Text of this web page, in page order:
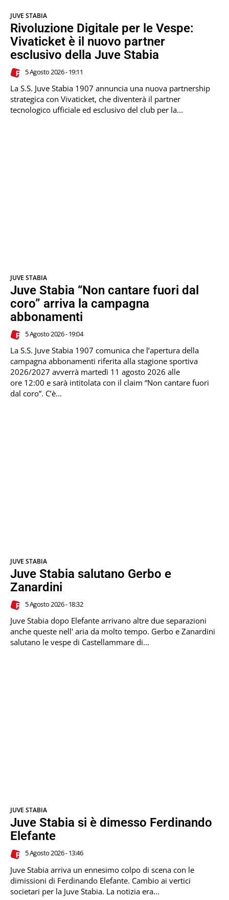
JUVE STABIA
Rivoluzione Digitale per le Vespe:
Vivaticket è il nuovo partner
esclusivo della Juve Stabia
5 Agosto 2026 - 19:11
La S.S. Juve Stabia 1907 annuncia una nuova partnership
strategica con Vivaticket, che diventerà il partner
tecnologico ufficiale ed esclusivo del club per la...
JUVE STABIA
Juve Stabia “Non cantare fuori dal
coro” arriva la campagna
abbonamenti
5 Agosto 2026 - 19:04
La S.S. Juve Stabia 1907 comunica che l’apertura della
campagna abbonamenti riferita alla stagione sportiva
2026/2027 avverrà martedì 11 agosto 2026 alle
ore 12:00 e sarà intitolata con il claim “Non cantare fuori
dal coro”. C’è...
JUVE STABIA
Juve Stabia salutano Gerbo e
Zanardini
5 Agosto 2026 - 18:32
Juve Stabia dopo Elefante arrivano altre due separazioni
anche queste nell' aria da molto tempo. Gerbo e Zanardini
salutano le vespe di Castellammare di...
JUVE STABIA
Juve Stabia si è dimesso Ferdinando
Elefante
5 Agosto 2026 - 13:46
Juve Stabia arriva un ennesimo colpo di scena con le
dimissioni di Ferdinando Elefante. Cambio ai vertici
societari per la Juve Stabia. La notizia era...